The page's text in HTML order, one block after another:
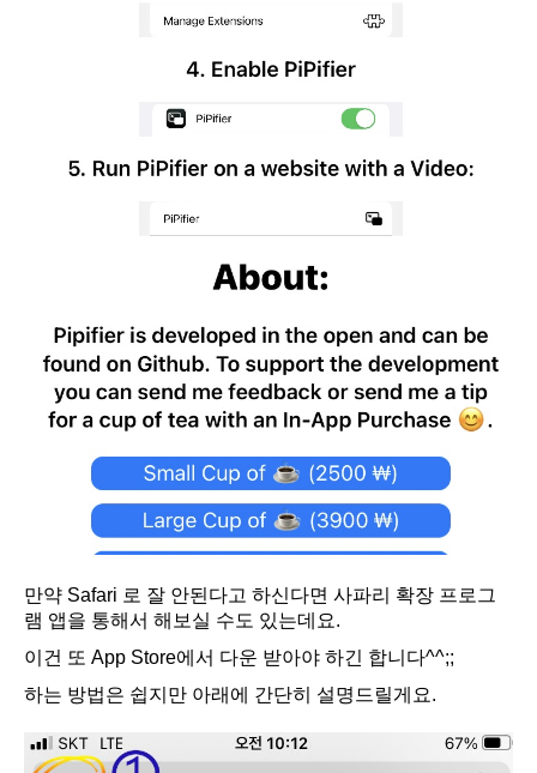
만약 Safari 로 잘 안된다고 하신다면 사파리 확장 프로그
램 앱을 통해서 해보실 수도 있는데요.
이건 또 App Store에서 다운 받아야 하긴 합니다^^;;
하는 방법은 쉽지만 아래에 간단히 설명드릴게요.